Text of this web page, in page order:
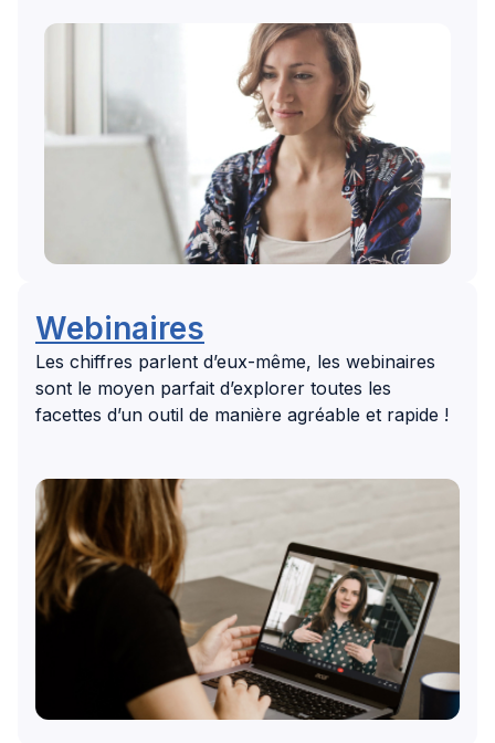
Webinaires
Les chiffres parlent d’eux-même, les webinaires
sont le moyen parfait d’explorer toutes les
facettes d’un outil de manière agréable et rapide !